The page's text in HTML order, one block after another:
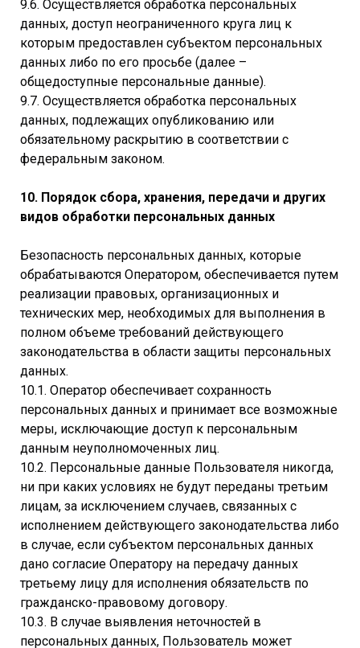
9.6. Осуществляется обработка персональных
данных, доступ неограниченного круга лиц к
которым предоставлен субъектом персональных
данных либо по его просьбе (далее –
общедоступные персональные данные).
9.7. Осуществляется обработка персональных
данных, подлежащих опубликованию или
обязательному раскрытию в соответствии с
федеральным законом.
10. Порядок сбора, хранения, передачи и других
видов обработки персональных данных
Безопасность персональных данных, которые
обрабатываются Оператором, обеспечивается путем
реализации правовых, организационных и
технических мер, необходимых для выполнения в
полном объеме требований действующего
законодательства в области защиты персональных
данных.
10.1. Оператор обеспечивает сохранность
персональных данных и принимает все возможные
меры, исключающие доступ к персональным
данным неуполномоченных лиц.
10.2. Персональные данные Пользователя никогда,
ни при каких условиях не будут переданы третьим
лицам, за исключением случаев, связанных с
исполнением действующего законодательства либо
в случае, если субъектом персональных данных
дано согласие Оператору на передачу данных
третьему лицу для исполнения обязательств по
гражданско-правовому договору.
10.3. В случае выявления неточностей в
персональных данных, Пользователь может